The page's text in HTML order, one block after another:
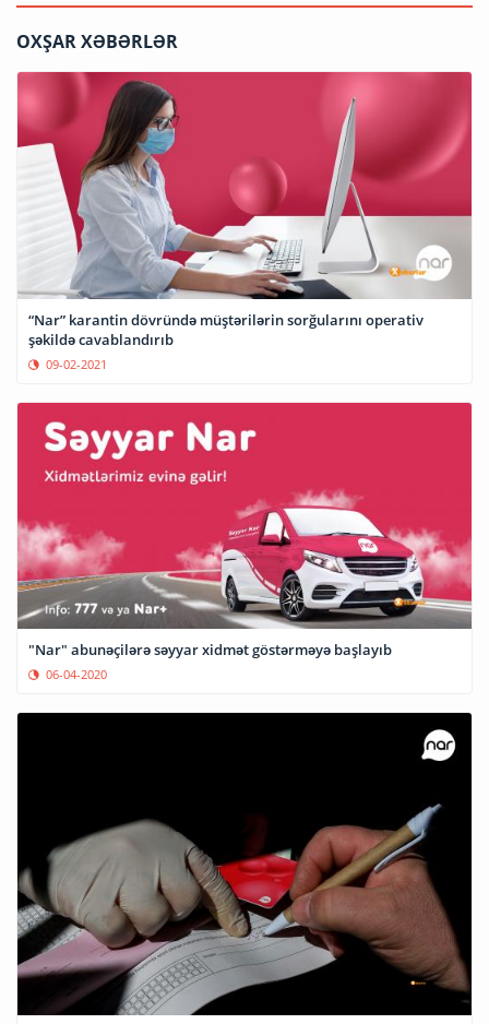
OXŞAR XƏBƏRLƏR
“Nar” karantin dövründə müştərilərin sorğularını operativ
şəkildə cavablandırıb
09-02-2021
"Nar" abunəçilərə səyyar xidmət göstərməyə başlayıb
06-04-2020